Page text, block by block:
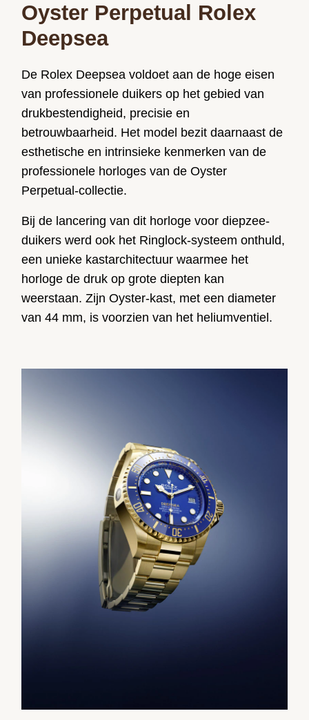
Oyster Perpetual Rolex
Deepsea
De Rolex Deepsea voldoet aan de hoge eisen
van professionele duikers op het gebied van
drukbestendigheid, precisie en
betrouwbaarheid. Het model bezit daarnaast de
esthetische en intrinsieke kenmerken van de
professionele horloges van de Oyster
Perpetual-collectie.
Bij de lancering van dit horloge voor diepzee­
duikers werd ook het Ringlock-systeem onthuld,
een unieke kastarchitectuur waarmee het
horloge de druk op grote diepten kan
weerstaan. Zijn Oyster-kast, met een diameter
van 44 mm, is voorzien van het heliumventiel.